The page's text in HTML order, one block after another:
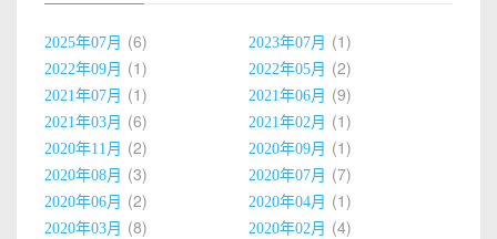
2025年07月 6 2023年07月 1
2022年09月 1 2022年05月 2
2021年07月 1 2021年06月 9
2021年03月 6 2021年02月 1
2020年11月 2 2020年09月 1
2020年08月 3 2020年07月 7
2020年06月 2 2020年04月 1
2020年03月 8 2020年02月 4